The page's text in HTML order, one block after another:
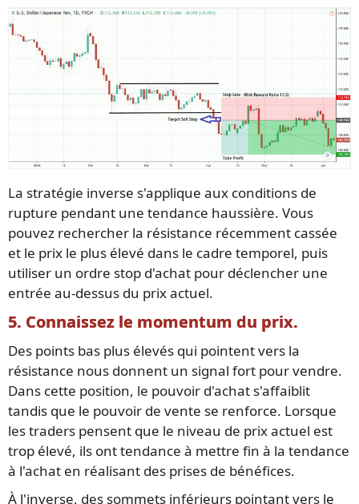
La stratégie inverse s'applique aux conditions de
rupture pendant une tendance haussière. Vous
pouvez rechercher la résistance récemment cassée
et le prix le plus élevé dans le cadre temporel, puis
utiliser un ordre stop d'achat pour déclencher une
entrée au-dessus du prix actuel.
5. Connaissez le momentum du prix.
Des points bas plus élevés qui pointent vers la
résistance nous donnent un signal fort pour vendre.
Dans cette position, le pouvoir d'achat s'affaiblit
tandis que le pouvoir de vente se renforce. Lorsque
les traders pensent que le niveau de prix actuel est
trop élevé, ils ont tendance à mettre fin à la tendance
à l'achat en réalisant des prises de bénéfices.
À l'inverse, des sommets inférieurs pointant vers le